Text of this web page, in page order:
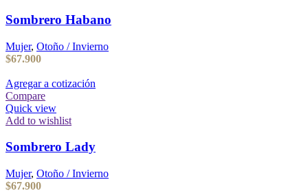
Sombrero Habano
Mujer, Otoño / Invierno
$67.900
Agregar a cotización
Compare
Quick view
Add to wishlist
Sombrero Lady
Mujer, Otoño / Invierno
$67.900